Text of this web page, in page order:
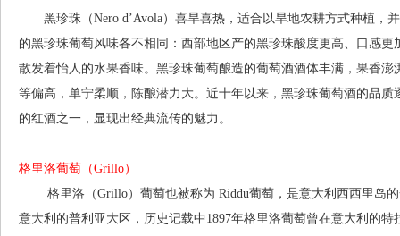
黑珍珠（Nero d’Avola）喜旱喜热，适合以旱地农耕方式种植，
的黑珍珠葡萄风味各不相同：西部地区产的黑珍珠酸度更高、口感
散发着怡人的水果香味。黑珍珠葡萄酿造的葡萄酒酒体丰满，果香
等偏高，单宁柔顺，陈酿潜力大。近十年以来，黑珍珠葡萄酒的品
的红酒之一，显现出经典流传的魅力。
格里洛葡萄（Grillo）
格里洛（Grillo）葡萄也被称为 Riddu葡萄，是意大利西西里岛的
意大利的普利亚大区，历史记载中1897年格里洛葡萄曾在意大利的特